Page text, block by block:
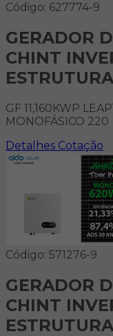
Código: 627774-9
GERADOR
CHINT
ESTRUTURA
GF 11,160KWP
MONOFÁSICO 220
Detalhes Cotação
Código: 571276-9
GERADOR
CHINT
ESTRUTURA